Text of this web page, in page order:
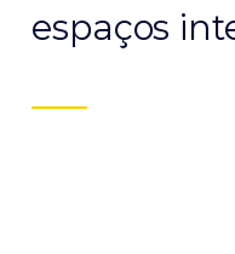
espaços